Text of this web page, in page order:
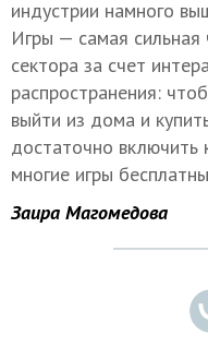
индустрии намного
Игры — самая сильная
сектора за счет
распространения:
выйти из дома и
достаточно включить
многие игры
Заира Магомедова